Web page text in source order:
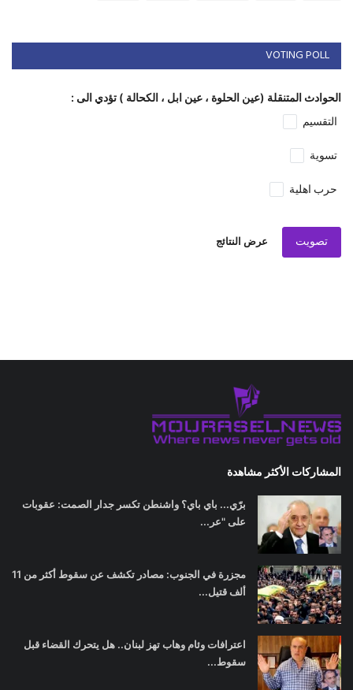
VOTING POLL
الحوادث المتنقلة (عين الحلوة ، عين ابل ، الكحالة ) تؤدي الى :
التقسيم
تسوية
حرب اهلية
تصويت عرض النتائج
المشاركات الأكثر مشاهدة
برّي... باي باي؟ واشنطن تكسر جدار الصمت: عقوبات
على "عر...
مجزرة في الجنوب: مصادر تكشف عن سقوط أكثر من 11
ألف قتيل...
اعترافات وئام وهاب تهز لبنان.. هل يتحرك القضاء قبل
سقوط...